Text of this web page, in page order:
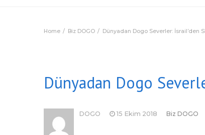
Home Biz DOGO Dünyadan Dogo Severler: İsrail’den
Dünyadan Dogo
DOGO 15 Ekim 2018 Biz DOGO